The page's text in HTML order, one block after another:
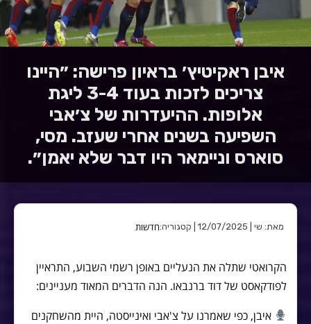
איבן ראקיטיץ׳ בראיון פרישה: ״היינו
צריכים לזכות בעוד 3-4 ליגת
אלופות. ההיעדרות של צ׳אבי
השפיעה בשנים אחרי שעזב. מסי,
סוארס וניימאר היו דבר שלא יאמן״.
מאת: שי | 12/07/2025 | קטגוריה: חדשות
הקרואטי שתלה את הנעליים באופן רשמי השבוע, התראיין
לפודקאסט של דוד ברנבאו. הנה הדברים המאוד מעניינים:
איבן, כפי שאמרנו על צ'אבי ואינייסטה, היית מהשחקנים